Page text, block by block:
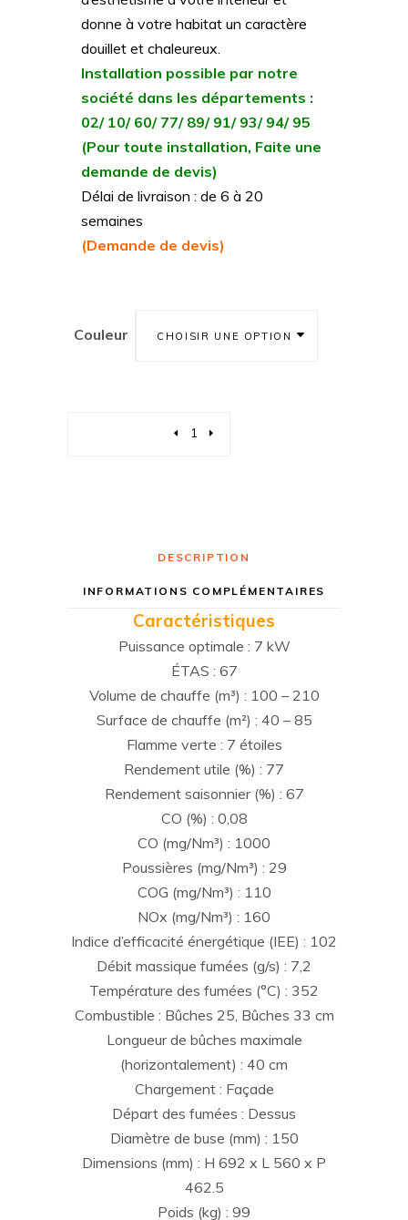
donne à votre habitat un caractère
douillet et chaleureux.
Installation possible par notre
société dans les départements :
02/ 10/ 60/ 77/ 89/ 91/ 93/ 94/ 95
(Pour toute installation, Faite une
demande de devis)
Délai de livraison : de 6 à 20
semaines
(Demande de devis)
Couleur CHOISIR UNE OPTION
DESCRIPTION
INFORMATIONS COMPLÉMENTAIRES
Caractéristiques
Puissance optimale : 7 kW
ÉTAS : 67
Volume de chauffe (m³) : 100 – 210
Surface de chauffe (m²) : 40 – 85
Flamme verte : 7 étoiles
Rendement utile (%) : 77
Rendement saisonnier (%) : 67
CO (%) : 0,08
CO (mg/Nm³) : 1000
Poussières (mg/Nm³) : 29
COG (mg/Nm³) : 110
NOx (mg/Nm³) : 160
Indice d’efficacité énergétique (IEE) : 102
Débit massique fumées (g/s) : 7,2
Température des fumées (°C) : 352
Combustible : Bûches 25, Bûches 33 cm
Longueur de bûches maximale
(horizontalement) : 40 cm
Chargement : Façade
Départ des fumées : Dessus
Diamètre de buse (mm) : 150
Dimensions (mm) : H 692 x L 560 x P
462.5
Poids (kg) : 99